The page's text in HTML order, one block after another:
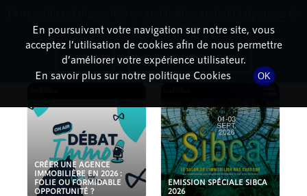
PODCASTS
CRÉER UNE AGENCE
IMMOBILIÈRE EN 2026 :
FOLIE OU FORMIDABLE
OPPORTUNITÉ ?
EMISSION SPÉCIALE SIBCA
2026
En poursuivant votre navigation sur notre site, vous
acceptez l’utilisation de cookies afin de nous permettre
d’améliorer votre expérience utilisateur.
En savoir plus sur notre politique Cookies
OK
dessous pour l'installer.
Non merci Télécharger l'application